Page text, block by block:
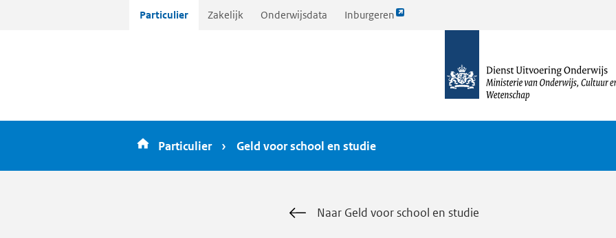
Particulier Zakelijk Onderwijsdata Inburgeren
Link
homepagina
Particulier Geld voor school en studie
Naar Geld voor school en studie